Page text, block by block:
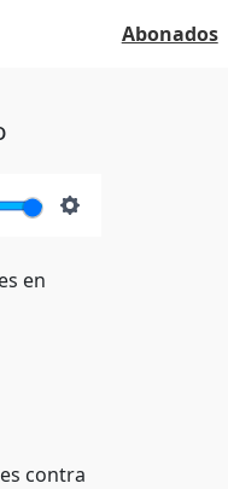
Abonados
en
contra